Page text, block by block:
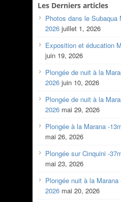
Les Derniers articles
Photos dans le Subaqua
2026 juillet 1, 2026
Exposition et éducation
juin 19, 2026
Plongée de nuit à la
2026 juin 10, 2026
Plongée de nuit à la
2026 mai 29, 2026
Plongée à la Marana -
mai 26, 2026
Plongée sur Cinquini -
mai 23, 2026
Plongée nuit à la Marana
2026 mai 20, 2026